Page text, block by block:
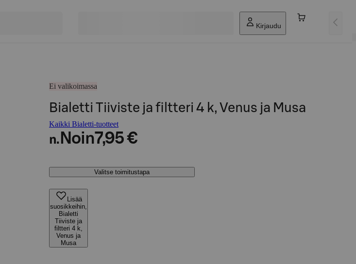
Kirjaudu
Ei valikoimassa
Bialetti Tiiviste ja filtteri 4 k, Venus ja Musa
Kaikki Bialetti-tuotteet
n. Noin7,95 €
Valitse toimitustapa
Lisää
suosikkeihin,
Bialetti
Tiiviste ja
filtteri 4 k,
Venus ja
Musa